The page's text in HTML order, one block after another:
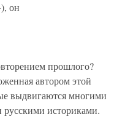
он
прошлого?
автором этой
выдвигаются многими
историками.